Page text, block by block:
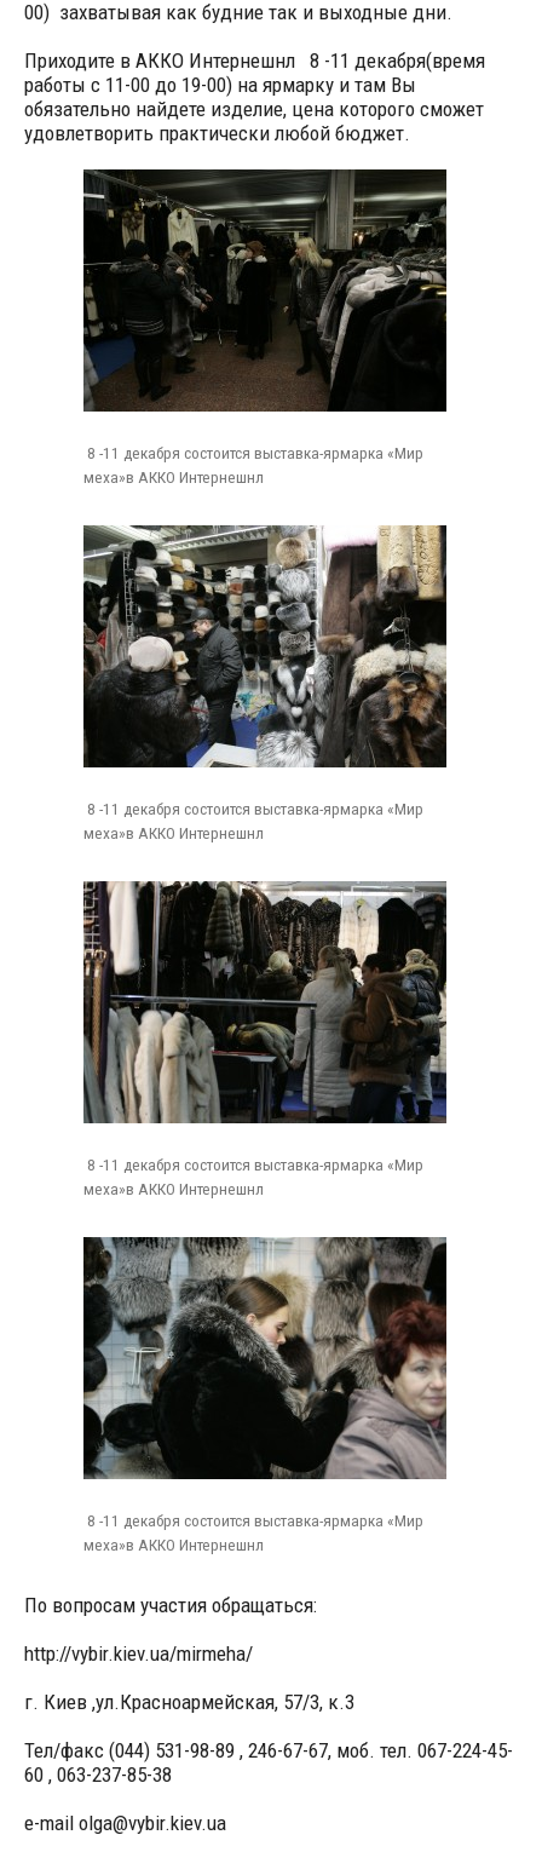
00) захватывая как будние так и выходные дни.
Приходите в АККО Интернешнл 8 -11 декабря(время
работы с 11-00 до 19-00) на ярмарку и там Вы
обязательно найдете изделие, цена которого сможет
удовлетворить практически любой бюджет.
8 -11 декабря состоится выставка-ярмарка «Мир
меха»в АККО Интернешнл
8 -11 декабря состоится выставка-ярмарка «Мир
меха»в АККО Интернешнл
8 -11 декабря состоится выставка-ярмарка «Мир
меха»в АККО Интернешнл
8 -11 декабря состоится выставка-ярмарка «Мир
меха»в АККО Интернешнл
По вопросам участия обращаться:
http://vybir.kiev.ua/mirmeha/
г. Киев ,ул.Красноармейская, 57/3, к.3
Тел/факс (044) 531-98-89 , 246-67-67, моб. тел. 067-224-45-
60 , 063-237-85-38
e-mail olga@vybir.kiev.ua